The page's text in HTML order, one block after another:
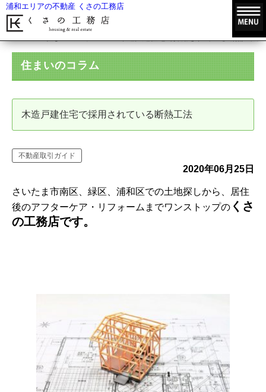
浦和エリアの不動産 くさの工務店
木造戸建住宅で採用されている断熱工法
住まいのコラム
木造戸建住宅で採用されている断熱工法
不動産取引ガイド
2020年06月25日
さいたま市南区、緑区、浦和区での土地探しから、居住
後のアフターケア・リフォームまでワンストップの くさ
の工務店です。